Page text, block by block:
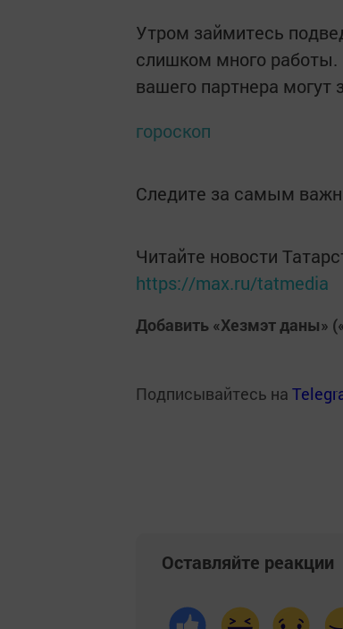
Утром займитесь
слишком много работы.
вашего партнера
гороскоп
Следите за самым
Читайте новости
https://max.ru/tatmedia
Добавить «Хезмэт даны»
Подписывайтесь на
Оставляйте реакции